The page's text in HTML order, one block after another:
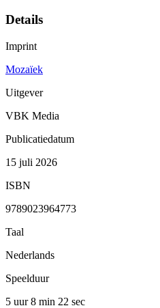
Details
Imprint
Mozaïek
Uitgever
VBK Media
Publicatiedatum
15 juli 2026
ISBN
9789023964773
Taal
Nederlands
Speelduur
5 uur 8 min 22 sec